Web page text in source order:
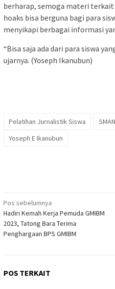
berharap, semoga materi
hoaks bisa berguna bagi para
menyikapi berbagai informasi
“Bisa saja ada dari para siswa
ujarnya. (Yoseph Ikanubun)
Pelatihan Jurnalistik Siswa
Yoseph E Ikanubun
Navigasi
pos
Pos sebelumnya
Hadiri Kemah Kerja Pemuda GMIBM
2023, Tatong Bara Terima
Penghargaan BPS GMIBM
POS TERKAIT